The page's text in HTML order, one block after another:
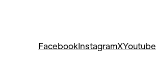
FacebookInstagramXYoutube